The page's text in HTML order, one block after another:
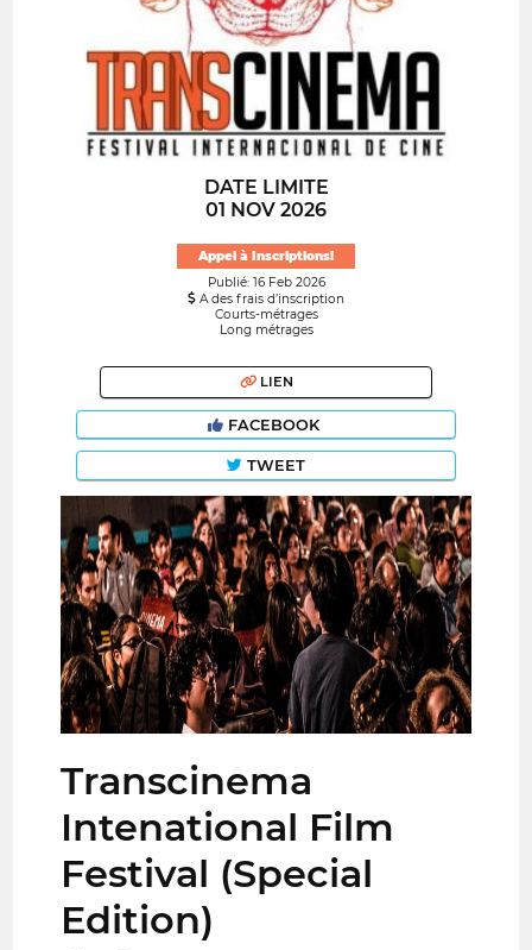
DATE LIMITE
01 NOV 2026
Appel à Inscriptions!
Publié: 16 Feb 2026
A des frais d’inscription
Courts-métrages
Long métrages
LIEN
FACEBOOK
TWEET
Transcinema
Intenational Film
Festival (Special
Edition)